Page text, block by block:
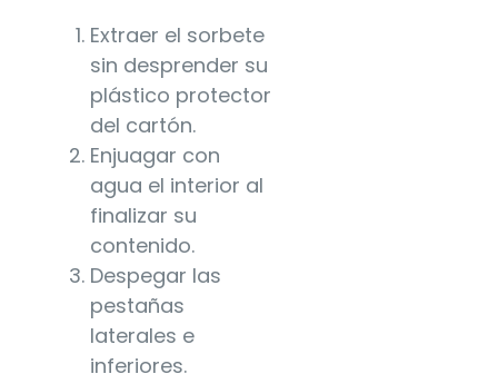
Extraer el sorbete
sin desprender su
plástico protector
del cartón.
Enjuagar con
agua el interior al
finalizar su
contenido.
Despegar las
pestañas
laterales e
inferiores.